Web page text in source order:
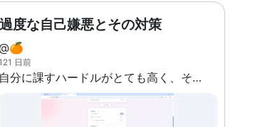
過度な自己嫌悪とその対策
日前
自分に課すハードルがとても高く、それを達成しないと自分に存在価値がないとして自分を強く責めてしまいます。 例えば今日の訓練で4時間全て100%の力で集中しないといけない、訓練外の時間でも何か成果を上げていないといけないなどです。